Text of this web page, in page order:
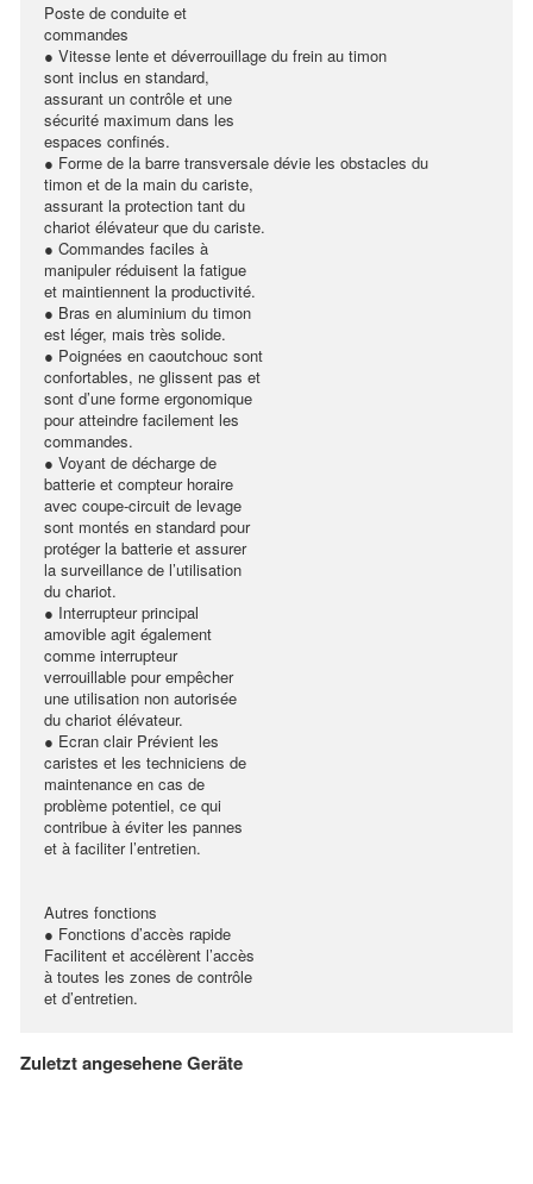
Poste de conduite et
commandes
● Vitesse lente et déverrouillage du frein au timon
sont inclus en standard,
assurant un contrôle et une
sécurité maximum dans les
espaces confinés.
● Forme de la barre transversale dévie les obstacles du
timon et de la main du cariste,
assurant la protection tant du
chariot élévateur que du cariste.
● Commandes faciles à
manipuler réduisent la fatigue
et maintiennent la productivité.
● Bras en aluminium du timon
est léger, mais très solide.
● Poignées en caoutchouc sont
confortables, ne glissent pas et
sont d’une forme ergonomique
pour atteindre facilement les
commandes.
● Voyant de décharge de
batterie et compteur horaire
avec coupe-circuit de levage
sont montés en standard pour
protéger la batterie et assurer
la surveillance de l’utilisation
du chariot.
● Interrupteur principal
amovible agit également
comme interrupteur
verrouillable pour empêcher
une utilisation non autorisée
du chariot élévateur.
● Ecran clair Prévient les
caristes et les techniciens de
maintenance en cas de
problème potentiel, ce qui
contribue à éviter les pannes
et à faciliter l’entretien.
Autres fonctions
● Fonctions d’accès rapide
Facilitent et accélèrent l’accès
à toutes les zones de contrôle
et d’entretien.
Zuletzt angesehene Geräte